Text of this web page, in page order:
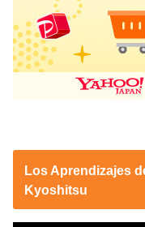
Los Aprendizajes
Kyoshitsu